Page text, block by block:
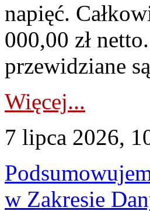
napięć.
000,00 zł
przewidziane
Więcej...
7 lipca 2026,
w Zakresie